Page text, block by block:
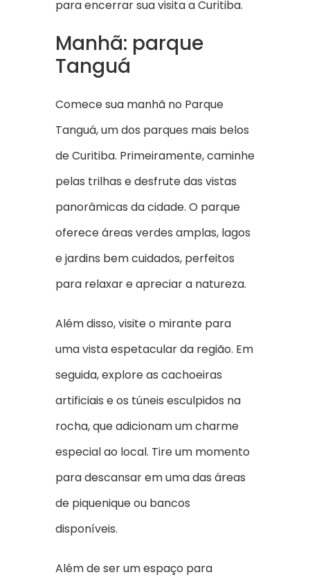
para encerrar sua visita a Curitiba.
Manhã: parque
Tanguá
Comece sua manhã no Parque
Tanguá, um dos parques mais belos
de Curitiba. Primeiramente, caminhe
pelas trilhas e desfrute das vistas
panorâmicas da cidade. O parque
oferece áreas verdes amplas, lagos
e jardins bem cuidados, perfeitos
para relaxar e apreciar a natureza.
Além disso, visite o mirante para
uma vista espetacular da região. Em
seguida, explore as cachoeiras
artificiais e os túneis esculpidos na
rocha, que adicionam um charme
especial ao local. Tire um momento
para descansar em uma das áreas
de piquenique ou bancos
disponíveis.
Além de ser um espaço para